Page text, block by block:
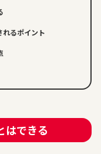
れるポイント
はできる